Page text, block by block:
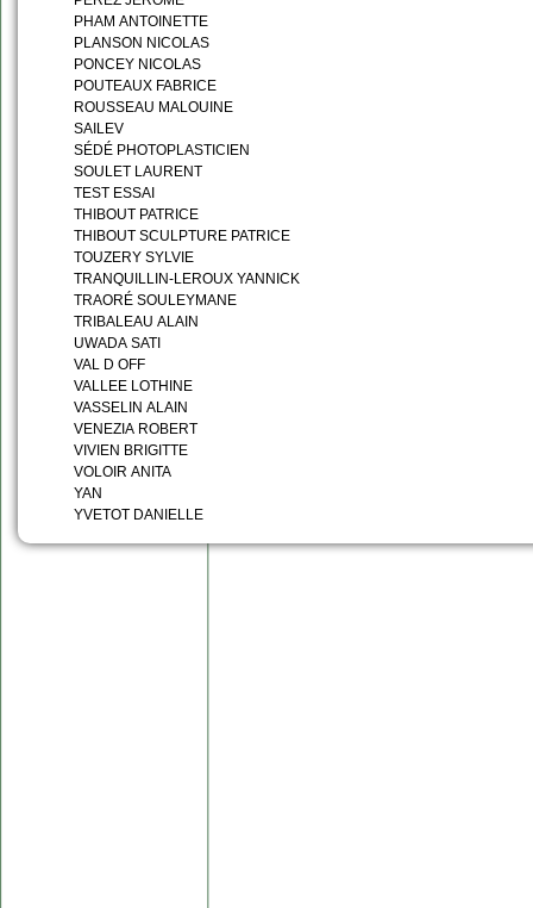
PHAM ANTOINETTE
PLANSON NICOLAS
PONCEY NICOLAS
POUTEAUX FABRICE
ROUSSEAU MALOUINE
SAILEV
SÉDÉ PHOTOPLASTICIEN
SOULET LAURENT
TEST ESSAI
THIBOUT PATRICE
THIBOUT SCULPTURE PATRICE
TOUZERY SYLVIE
TRANQUILLIN-LEROUX YANNICK
TRAORÉ SOULEYMANE
TRIBALEAU ALAIN
UWADA SATI
VAL D OFF
VALLEE LOTHINE
VASSELIN ALAIN
VENEZIA ROBERT
VIVIEN BRIGITTE
VOLOIR ANITA
YAN
YVETOT DANIELLE